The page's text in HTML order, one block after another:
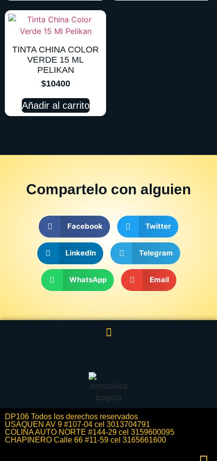
TINTA CHINA COLOR
VERDE 15 ML
PELIKAN
$10400
Añadir al carrito
Compartelo con alguien
Facebook Twitter
LinkedIn Telegram
WhatsApp Email
DP106 Todos los derechos reservados
USAQUEN AV 9 #107-04 cel 3013704791
COLINA AUTO NORTE #144-29 cel 3159600095
CHAPINERO Calle 66 #11-59 cel 3165661600